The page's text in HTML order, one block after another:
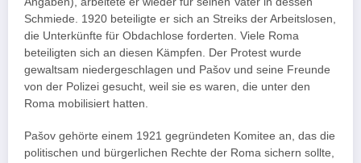
Schmiede. 1920 beteiligte er sich an Streiks der Arbeitslosen,
die Unterkünfte für Obdachlose forderten. Viele Roma
beteiligten sich an diesen Kämpfen. Der Protest wurde
gewaltsam niedergeschlagen und Pašov und seine Freunde
von der Polizei gesucht, weil sie es waren, die unter den
Roma mobilisiert hatten.
Pašov gehörte einem 1921 gegründeten Komitee an, das die
politischen und bürgerlichen Rechte der Roma sichern sollte,